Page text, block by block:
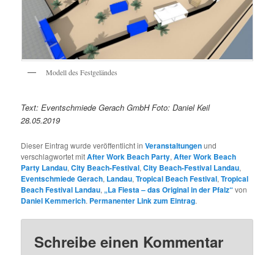
Modell des Festgeländes
Text: Eventschmiede Gerach GmbH Foto: Daniel Keil
28.05.2019
Dieser Eintrag wurde veröffentlicht inVeranstaltungenund
verschlagwortet mitAfter Work Beach Party,After Work Beach
Party Landau,City Beach-Festival,City Beach-Festival Landau,
Eventschmiede Gerach, Landau,Tropical Beach Festival,Tropical
Beach Festival Landau, „La Fiesta – das Original in der Pfalz“von
Daniel Kemmerich. Permanenter Link zum Eintrag.
Schreibe einen Kommentar